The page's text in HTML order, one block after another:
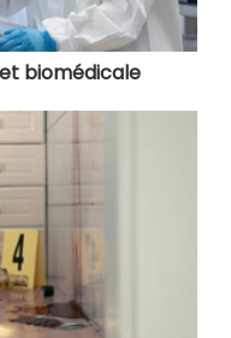
biomédicale